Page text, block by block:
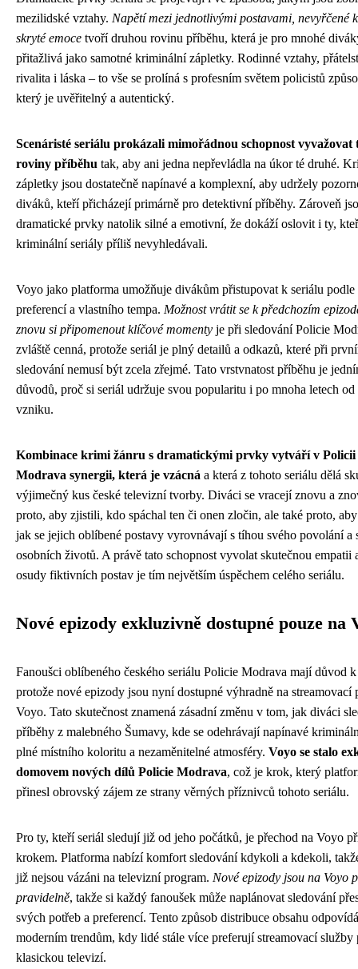
mezilidské vztahy. Napětí mezi jednotlivými postavami, nevyřčené
skryté emoce tvoří druhou rovinu příběhu, která je pro mnohé
přitažlivá jako samotné kriminální zápletky. Rodinné vztahy,
rivalita i láska – to vše se prolíná s profesním světem policistů
který je uvěřitelný a autentický.
Scenáristé seriálu prokázali mimořádnou schopnost vyvažovat
roviny příběhu tak, aby ani jedna nepřevládla na úkor té druhé.
zápletky jsou dostatečně napínavé a komplexní, aby udržely
diváků, kteří přicházejí primárně pro detektivní příběhy. Zároveň
dramatické prvky natolik silné a emotivní, že dokáží oslovit i ty,
kriminální seriály příliš nevyhledávali.
Voyo jako platforma umožňuje divákům přistupovat k seriálu podle
preferencí a vlastního tempa. Možnost vrátit se k předchozím
znovu si připomenout klíčové momenty je při sledování Policie
zvláště cenná, protože seriál je plný detailů a odkazů, které při
sledování nemusí být zcela zřejmé. Tato vrstvnatost příběhu je
důvodů, proč si seriál udržuje svou popularitu i po mnoha letech od
vzniku.
Kombinace krimi žánru s dramatickými prvky vytváří v Policii
Modrava synergii, která je vzácná a která z tohoto seriálu dělá
výjimečný kus české televizní tvorby. Diváci se vracejí znovu a
proto, aby zjistili, kdo spáchal ten či onen zločin, ale také proto,
jak se jejich oblíbené postavy vyrovnávají s tíhou svého povolání a
osobních životů. A právě tato schopnost vyvolat skutečnou empatii
osudy fiktivních postav je tím největším úspěchem celého seriálu.
Nové epizody exkluzivně dostupné pouze na
Fanoušci oblíbeného českého seriálu Policie Modrava mají důvod
protože nové epizody jsou nyní dostupné výhradně na streamovací
Voyo. Tato skutečnost znamená zásadní změnu v tom, jak diváci
příběhy z malebného Šumavy, kde se odehrávají napínavé
plné místního koloritu a nezaměnitelné atmosféry. Voyo se stalo
domovem nových dílů Policie Modrava, což je krok, který
přinesl obrovský zájem ze strany věrných příznivců tohoto seriálu.
Pro ty, kteří seriál sledují již od jeho počátků, je přechod na Voyo
krokem. Platforma nabízí komfort sledování kdykoli a kdekoli,
již nejsou vázáni na televizní program. Nové epizody jsou na Voyo
pravidelně, takže si každý fanoušek může naplánovat sledování
svých potřeb a preferencí. Tento způsob distribuce obsahu odpovídá
moderním trendům, kdy lidé stále více preferují streamovací služby
klasickou televizí.